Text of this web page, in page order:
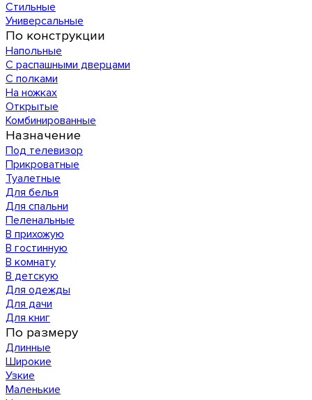
Стильные
Универсальные
По конструкции
Напольные
С распашными дверцами
С полками
На ножках
Открытые
Комбинированные
Назначение
Под телевизор
Прикроватные
Туалетные
Для белья
Для спальни
Пеленальные
В прихожую
В гостинную
В комнату
В детскую
Для одежды
Для дачи
Для книг
По размеру
Длинные
Широкие
Узкие
Маленькие